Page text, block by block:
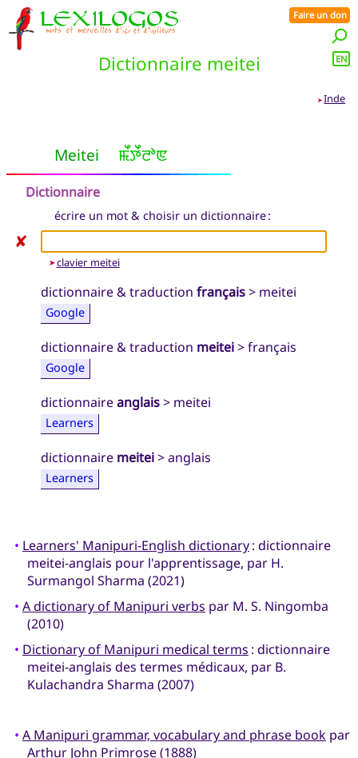
Dictionnaire meitei
Faire un don
EN
➤ Inde
Meitei ꯃꯩꯇꯩꯂꯣꯟ
Dictionnaire
écrire un mot & choisir un dictionnaire :
✘
➤clavier meitei
dictionnaire & traductionfrançais> meitei
Google
dictionnaire & traduction meitei> français
Google
dictionnaireanglais> meitei
Learners
dictionnaire meitei> anglais
Learners
• Learners' Manipuri-English dictionary: dictionnaire
meitei-anglais pour l'apprentissage, par H.
Surmangol Sharma (2021)
• A dictionary of Manipuri verbs par M. S. Ningomba
(2010)
• Dictionary of Manipuri medical terms : dictionnaire
meitei-anglais des termes médicaux, par B.
Kulachandra Sharma (2007)
• A Manipuri grammar, vocabulary and phrase bookpar
Arthur John Primrose (1888)